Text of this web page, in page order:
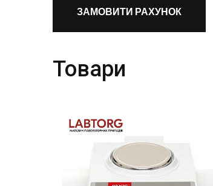
ЗАМОВИТИ РАХУНОК
Товари